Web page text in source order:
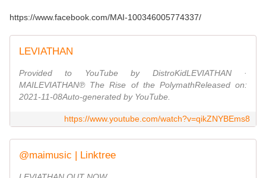
https://www.facebook.com/MAI-100346005774337/
LEVIATHAN
Provided to YouTube by DistroKidLEVIATHAN ·
MAILEVIATHAN℗ The Rise of the PolymathReleased on:
2021-11-08Auto-generated by YouTube.
https://www.youtube.com/watch?v=qikZNYBEms8
@maimusic | Linktree